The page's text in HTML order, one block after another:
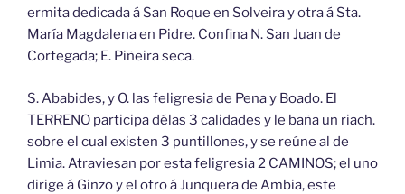
ermita dedicada á San Roque en Solveira y otra á Sta.
María Magdalena en Pidre. Confina N. San Juan de
Cortegada; E. Piñeira seca.
S. Ababides, y O. las feligresia de Pena y Boado. El
TERRENO participa délas 3 calidades y le baña un riach.
sobre el cual existen 3 puntillones, y se reúne al de
Limia. Atraviesan por esta feligresia 2 CAMINOS; el uno
dirige á Ginzo y el otro á Junquera de Ambia, este